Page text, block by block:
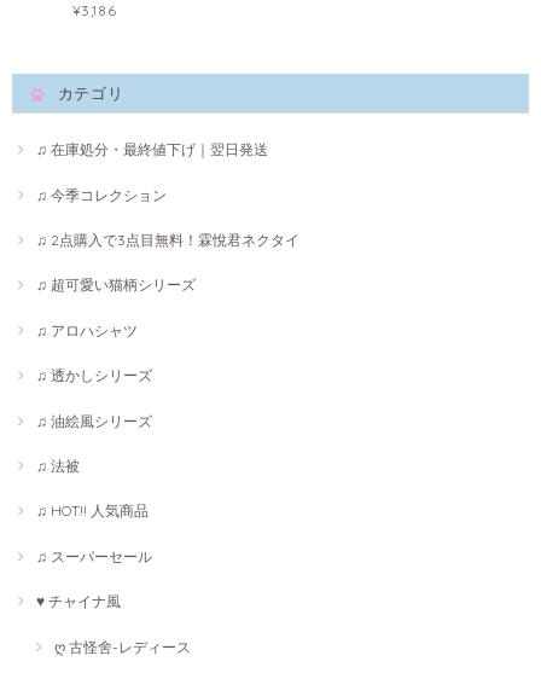
¥3,186
カテゴリ
♫ 在庫処分・最終値下げ｜翌日発送
♫ 今季コレクション
♫ 2点購入で3点目無料！霖悅君ネクタイ
♫ 超可愛い猫柄シリーズ
♫ アロハシャツ
♫ 透かしシリーズ
♫ 油絵風シリーズ
♫ 法被
♫ HOT!! 人気商品
♫ スーパーセール
♥ チャイナ風
ღ 古怪舍-レディース